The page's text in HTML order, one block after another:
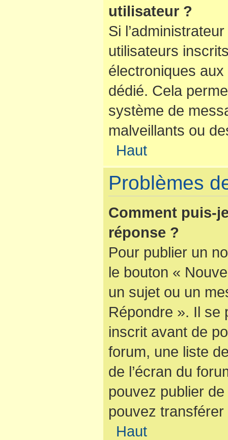
utilisateur ?
Si
utilisateurs
électroniques
dédié. Cela
système de
malveillants ou
Haut
Problèmes
Comment puis-
réponse ?
Pour publier un
le bouton «
un sujet ou un
Répondre ». Il se
inscrit avant de
forum, une liste
de l’écran du
pouvez publier
pouvez
Haut